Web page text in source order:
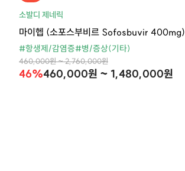
소발디 제네릭
마이헵 (소포스부비르 Sofosbuvir 400mg)
#항생제/감염증#병/증상(기타)
460,000원 ~ 2,760,000원
46%460,000원 ~ 1,480,000원